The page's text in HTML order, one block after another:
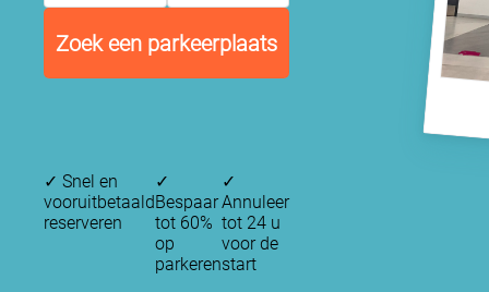
Zoek een parkeerplaats
✓ Snel en
vooruitbetaald
reserveren
✓
Bespaar
tot 60%
op
parkeren
✓
Annuleer
tot 24 u
voor de
start